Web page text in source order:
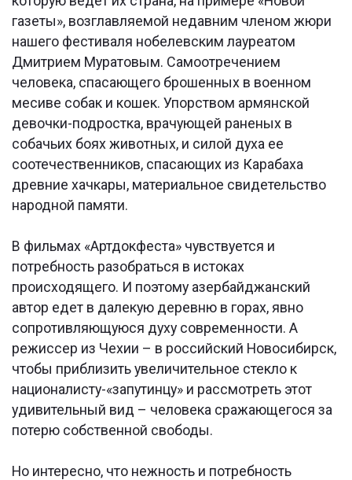
газеты», возглавляемой недавним членом жюри
нашего фестиваля нобелевским лауреатом
Дмитрием Муратовым. Самоотречением
человека, спасающего брошенных в военном
месиве собак и кошек. Упорством армянской
девочки-подростка, врачующей раненых в
собачьих боях животных, и силой духа ее
соотечественников, спасающих из Карабаха
древние хачкары, материальное свидетельство
народной памяти.
В фильмах «Артдокфеста» чувствуется и
потребность разобраться в истоках
происходящего. И поэтому азербайджанский
автор едет в далекую деревню в горах, явно
сопротивляющуюся духу современности. А
режиссер из Чехии – в российский Новосибирск,
чтобы приблизить увеличительное стекло к
националисту-«запутинцу» и рассмотреть этот
удивительный вид – человека сражающегося за
потерю собственной свободы.
Но интересно, что нежность и потребность